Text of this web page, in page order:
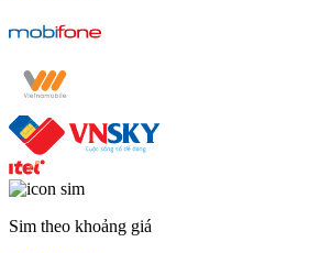
Sim theo khoảng giá